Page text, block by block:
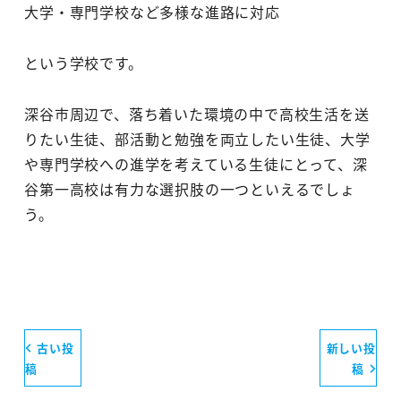
大学・専門学校など多様な進路に対応
という学校です。
深谷市周辺で、落ち着いた環境の中で高校生活を送
りたい生徒、部活動と勉強を両立したい生徒、大学
や専門学校への進学を考えている生徒にとって、深
谷第一高校は有力な選択肢の一つといえるでしょ
う。
古い投
稿
新しい投
稿